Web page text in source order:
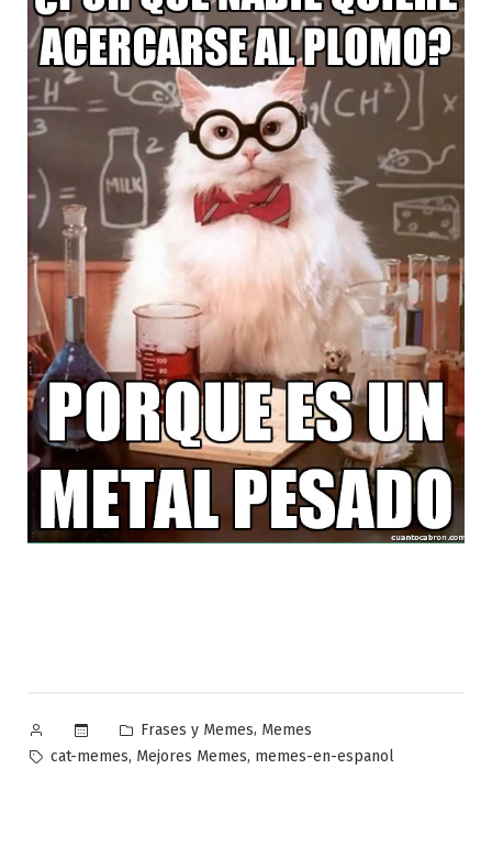
Publicado
por
Publicado
en
Frases y Memes, Memes
Etiquetas:
cat-memes, Mejores Memes, memes-en-espanol